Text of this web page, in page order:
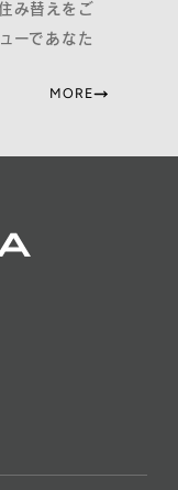
み替えをご
ーであなた
MORE